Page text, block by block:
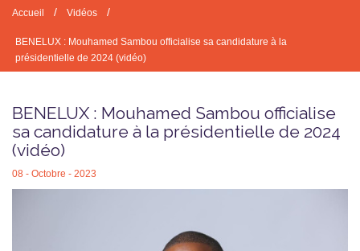
Accueil / Vidéos /
BENELUX : Mouhamed Sambou officialise sa candidature à la
présidentielle de 2024 (vidéo)
BENELUX : Mouhamed Sambou officialise
sa candidature à la présidentielle de 2024
(vidéo)
08 - Octobre - 2023